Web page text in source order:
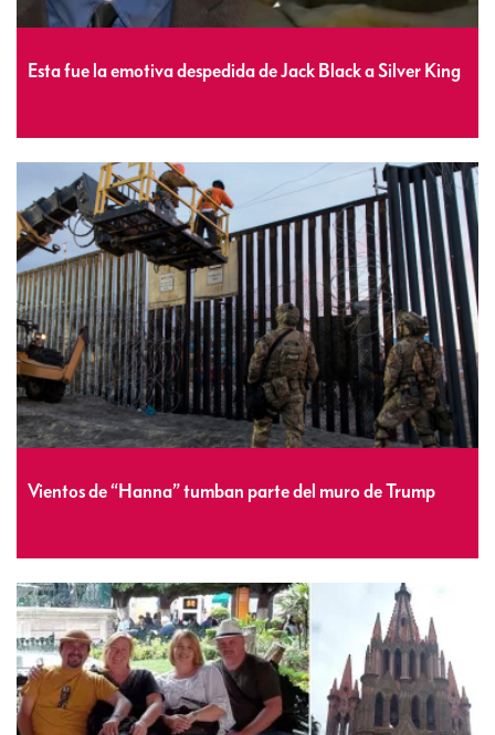
Esta fue la emotiva despedida de Jack Black a Silver King
Vientos de “Hanna” tumban parte del muro de Trump